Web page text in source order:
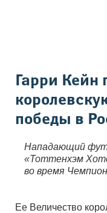
Вы здесь
Гарри Кейн
победы в
Нападающий
«Тоттенхэм
во время
Ее Величество